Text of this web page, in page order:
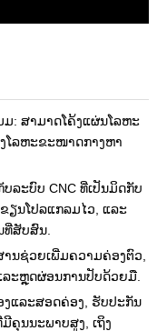
: ສາມາດໂຄ້ງແຜ່ນໂລຫະ
ງໂລຫະຂະໜາດກາງຫາ
ລະບົບ CNC ທີ່ເປັນມິດກັບ
ຽນໂປລແກລມໄວ, ແລະ
ສັບສົນ.
ນຊ່ວຍເພີ່ມຄວາມຄ່ອງຕົວ,
ະຫຼຸດຜ່ອນການປັບດ້ວຍມື.
ງແລະສອດຄ່ອງ, ຮັບປະກັນ
ຄຸນນະພາບສູງ, ເຖິງ